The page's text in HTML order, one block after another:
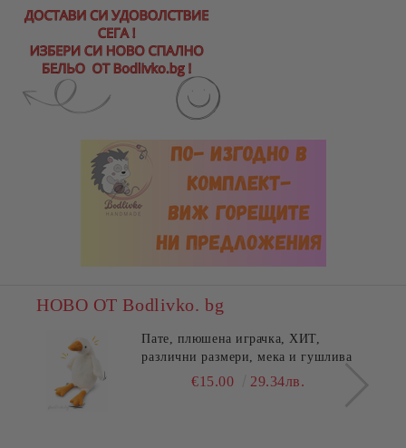
НОВО ОТ Bodlivko. bg
Пате, плюшена играчка, ХИТ,
различни размери, мека и гушлива
€15.00 29.34лв.